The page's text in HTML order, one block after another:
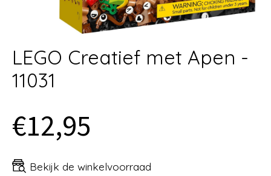
LEGO Creatief met Apen -
11031
€12,95
Bekijk de winkelvoorraad